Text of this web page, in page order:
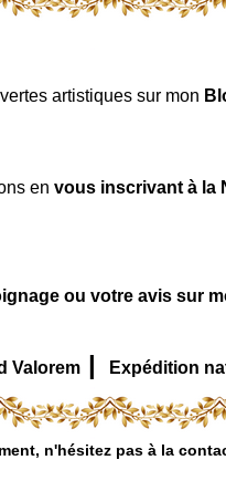
artistiques sur mon
en vous inscrivant à la
ou votre avis sur
Valorem | Expédition
n'hésitez pas à la